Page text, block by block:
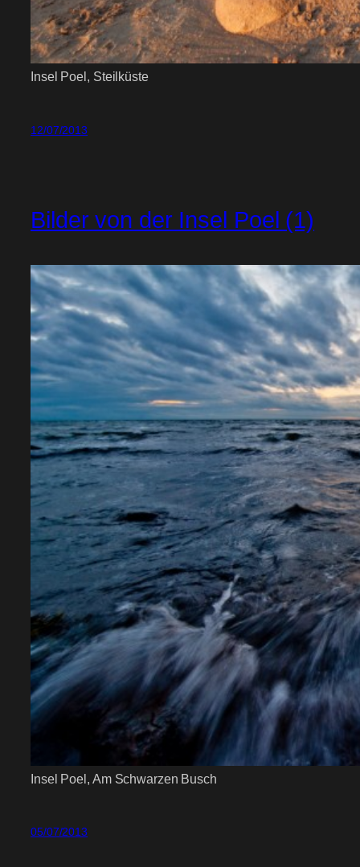
Insel Poel, Steilküste
12/07/2013
Bilder von der Insel Poel (1)
Insel Poel, Am Schwarzen Busch
05/07/2013